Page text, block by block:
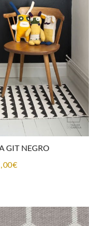
hasta
391,00€
GIT NEGRO
€Rango
desde
88,00€